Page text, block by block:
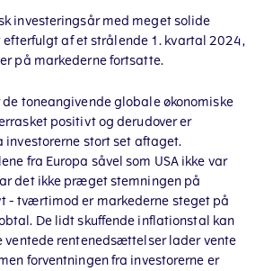
investeringsår med meget solide
efterfulgt af et strålende 1. kvartal 2024,
på markederne fortsatte.
toneangivende globale økonomiske
positivt og derudover er
investorerne stort set aftaget.
fra Europa såvel som USA ikke var
det ikke præget stemningen på
- tværtimod er markederne steget på
De lidt skuffende inflationstal kan
ventede rentenedsættelser lader vente
forventningen fra investorerne er